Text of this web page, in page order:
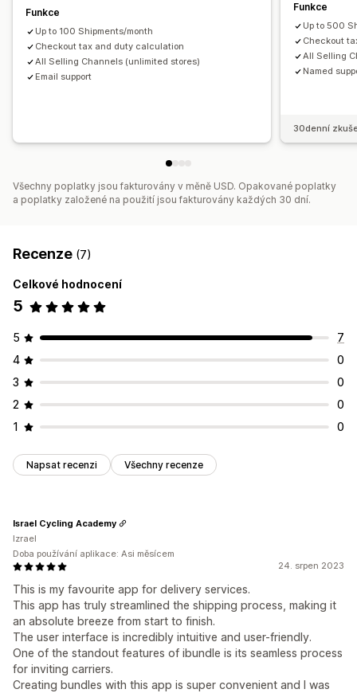
Funkce
Up to 100 Shipments/month
Checkout tax and duty calculation
All Selling Channels (unlimited stores)
Email support
Funkce
Up to 500
Checkout
All Selling
Named
30denní
Všechny poplatky jsou fakturovány v měně USD. Opakované poplatky
a poplatky založené na použití jsou fakturovány každých 30 dní.
Recenze (7)
Celkové hodnocení
5
5
7
4
0
3
0
2
0
1
0
Napsat recenzi Všechny recenze
24. srpen 2023
This is my favourite app for delivery services.
This app has truly streamlined the shipping process, making it
an absolute breeze from start to finish.
The user interface is incredibly intuitive and user-friendly.
One of the standout features of ibundle is its seamless process
for inviting carriers.
Creating bundles with this app is super convenient and I was
Israel Cycling Academy
Izrael
Doba používání aplikace: Asi měsícem